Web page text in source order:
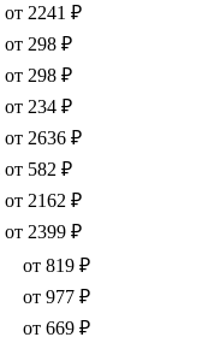
от 2241 ₽
от 298 ₽
от 298 ₽
от 234 ₽
от 2636 ₽
от 582 ₽
от 2162 ₽
от 2399 ₽
от 819 ₽
от 977 ₽
от 669 ₽